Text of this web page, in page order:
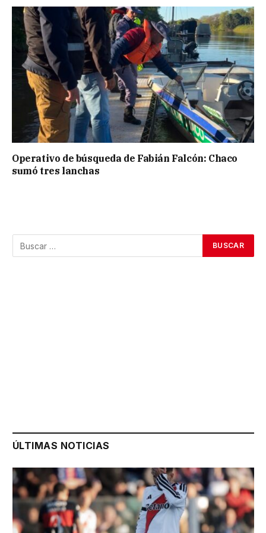
Operativo de búsqueda de Fabián Falcón: Chaco
sumó tres lanchas
ÚLTIMAS NOTICIAS